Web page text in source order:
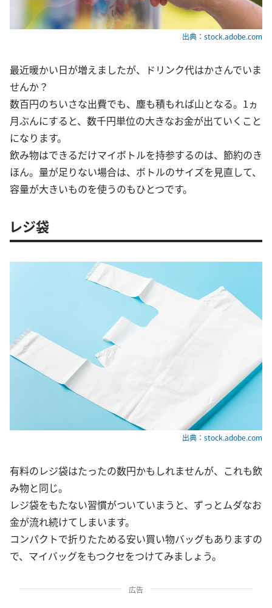
出典：stock.adobe.com
最近暖かい日が増えましたが、ドリンク代はかさんでいま
せんか？
数百円のちいさな出費でも、塵も積もれば山となる。1ヵ
月ぶんにすると、数千円単位の大きなお金が出ていくこと
になります。
飲み物はできるだけマイボトルを持参するのは、節約のき
ほん。量が足りない場合は、ボトルのサイズを見直して、
容量が大きいものを使うのもひとつです。
レジ袋
出典：stock.adobe.com
有料のレジ袋はたったの数円かもしれませんが、これも飲
み物と同じ。
レジ袋をもたない習慣がついていまうと、ずっとムダなお
金が流れ続けてしまいます。
コンパクトで折りたためる安い買い物バッグもありますの
で、マイバッグをもつクセをつけてみましょう。
広告